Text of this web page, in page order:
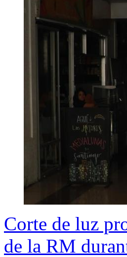
Corte de luz
de la RM